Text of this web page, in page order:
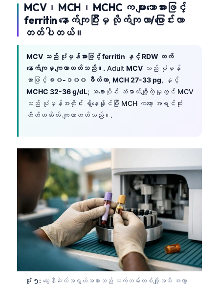
MCV၊ MCH၊ MCHC က များသောအားဖြင့်
ferritin နောက်ကျပြီးမှ လိုက်ကျလာ/ပြောင်းလာ
တတ်ပါတယ်။
MCV သည် ပုံမှန်အားဖြင့် ferritin နှင့် RDW ထက်
နောက်ကျမှ ကျလာတတ်သည်။. Adult MCV သည် ပုံမှန်
အားဖြင့် ၈၀-၁၀၀ ဖီလ်တာ, MCH 27-33 pg, နှင့်
MCHC 32-36 g/dL; အစောပိုင်း သံဓာတ်ချို့တဲ့မှုတွင် MCV
သည် ပုံမှန်အတိုင်း ရှိနေနိုင်ပြီး MCH ကတော့ အရင်ဆုံး
တိတ်တဆိတ် ကျလာတတ်သည်။.
ပုံ ၅: သွေးနီဆဲလ်အရွယ်အစားသည် သက်တမ်းတစ်ချို့အထိ အကွာ
O‘zbekcha
Català
Қазақ тілі
Suomi
Hrvatski
Slovenčina
كوردی‎
پښتو
سنڌي
অসমীয়া
Galego
Македонски јазик
Euskara
Gàidhlig
Occitan
العربية المغربية